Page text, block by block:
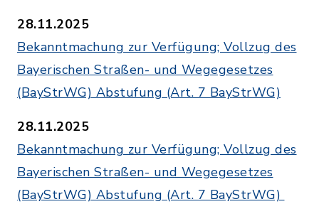
28.11.2025
Bekanntmachung zur Verfügung; Vollzug des
Bayerischen Straßen- und Wegegesetzes
(BayStrWG) Abstufung (Art. 7 BayStrWG)
28.11.2025
Bekanntmachung zur Verfügung; Vollzug des
Bayerischen Straßen- und Wegegesetzes
(BayStrWG) Abstufung (Art. 7 BayStrWG)